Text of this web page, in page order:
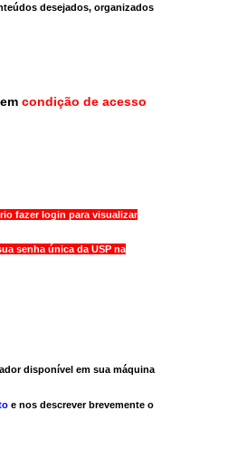
desejados, organizados
condição de acesso
fazer login para visualizar
senha única da USP na
disponível em sua máquina
e nos descrever brevemente o